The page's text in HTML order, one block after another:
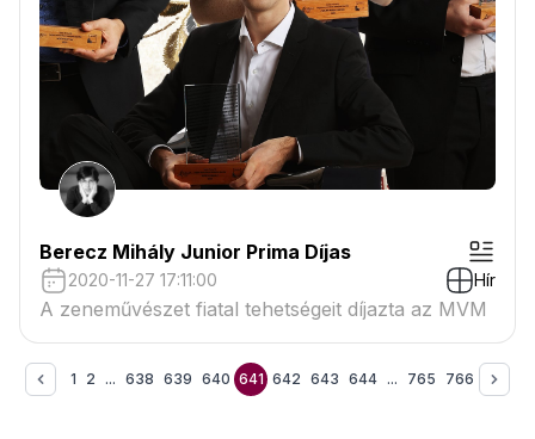
Berecz Mihály Junior Prima Díjas
2020-11-27 17:11:00 Hír
A zeneművészet fiatal tehetségeit díjazta az MVM
1 2 ... 638 639 640 641 642 643 644 ... 765 766